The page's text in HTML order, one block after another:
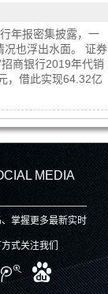
年报密集披露，一
况也浮出水面。 证券
商银行2019年代销
，借此实现64.32亿
MEDIA
掌握更多最新实时
式关注我们